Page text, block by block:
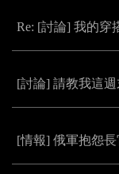
Re: [討論] 我的穿
[討論] 請教我這
[情報] 俄軍抱怨